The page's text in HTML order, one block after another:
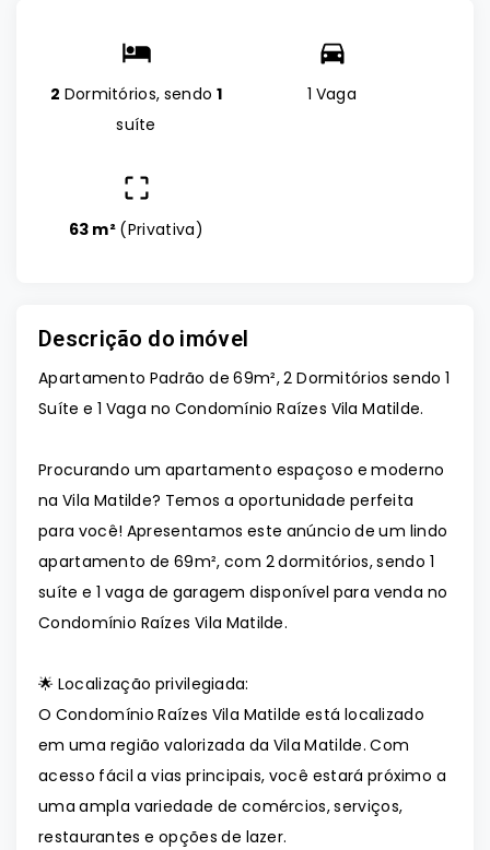
2 Dormitórios, sendo 1
suíte
1 Vaga
63 m² (Privativa)
Descrição do imóvel
Apartamento Padrão de 69m², 2 Dormitórios sendo 1
Suíte e 1 Vaga no Condomínio Raízes Vila Matilde.
Procurando um apartamento espaçoso e moderno
na Vila Matilde? Temos a oportunidade perfeita
para você! Apresentamos este anúncio de um lindo
apartamento de 69m², com 2 dormitórios, sendo 1
suíte e 1 vaga de garagem disponível para venda no
Condomínio Raízes Vila Matilde.
🌟 Localização privilegiada:
O Condomínio Raízes Vila Matilde está localizado
em uma região valorizada da Vila Matilde. Com
acesso fácil a vias principais, você estará próximo a
uma ampla variedade de comércios, serviços,
restaurantes e opções de lazer.